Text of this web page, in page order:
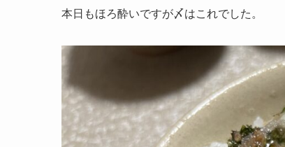
本日もほろ酔いですが〆はこれでした。